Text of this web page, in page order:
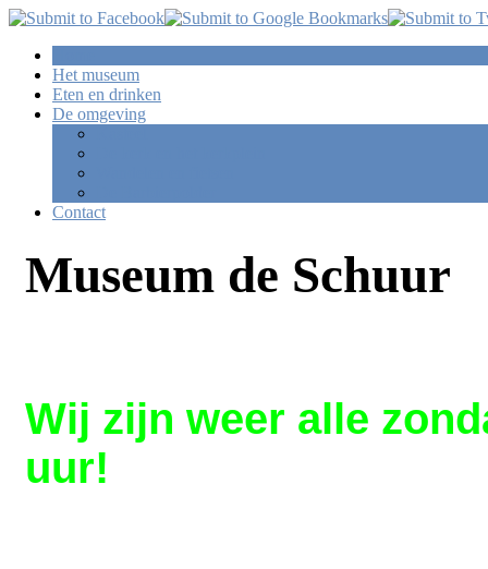
Het museum
Eten en drinken
De omgeving
Contact
Museum de Schuur
Wij zijn weer alle
uur!